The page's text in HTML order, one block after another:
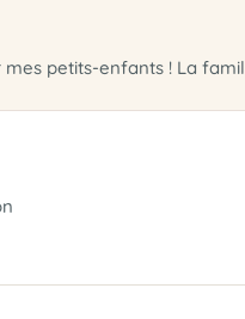
petits-enfants ! La